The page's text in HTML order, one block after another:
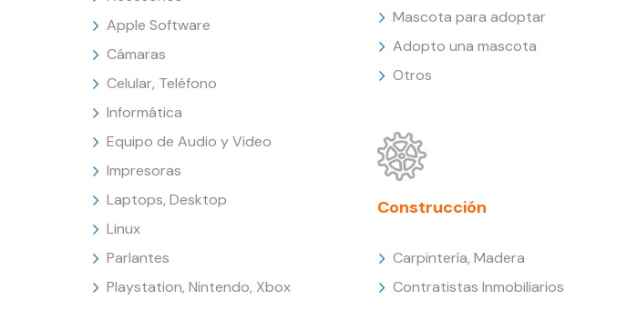
Apple Software
Cámaras
Celular, Teléfono
Informática
Equipo de Audio y Video
Impresoras
Laptops, Desktop
Linux
Parlantes
Playstation, Nintendo, Xbox
Mascota para adoptar
Adopto una mascota
Otros
Construcción
Carpintería, Madera
Contratistas Inmobiliarios